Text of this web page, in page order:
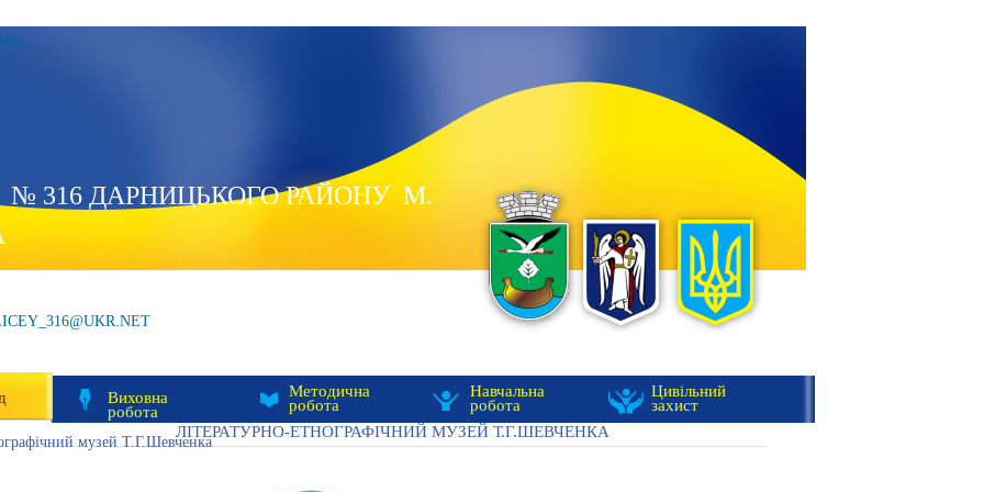
№ 316 ДАРНИЦЬКОГО РАЙОНУ М.
Виховна
робота
Методична
робота
Навчальна
робота
Цивільний
захист
музей Т.Г.Шевченка
ЛІТЕРАТУРНО-ЕТНОГРАФІЧНИЙ МУЗЕЙ Т.Г.ШЕВЧЕНКА